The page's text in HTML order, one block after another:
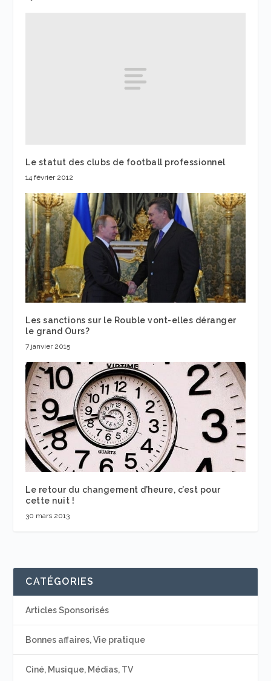
Le statut des clubs de football professionnel
14 février 2012
Les sanctions sur le Rouble vont-elles déranger
le grand Ours?
7 janvier 2015
Le retour du changement d’heure, c’est pour
cette nuit !
30 mars 2013
CATÉGORIES
Articles Sponsorisés
Bonnes affaires, Vie pratique
Ciné, Musique, Médias, TV